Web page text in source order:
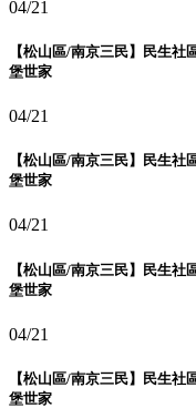
04/21
【松山區/南京三民】民生
堡世家
04/21
【松山區/南京三民】民生
堡世家
04/21
【松山區/南京三民】民生
堡世家
04/21
【松山區/南京三民】民生
堡世家